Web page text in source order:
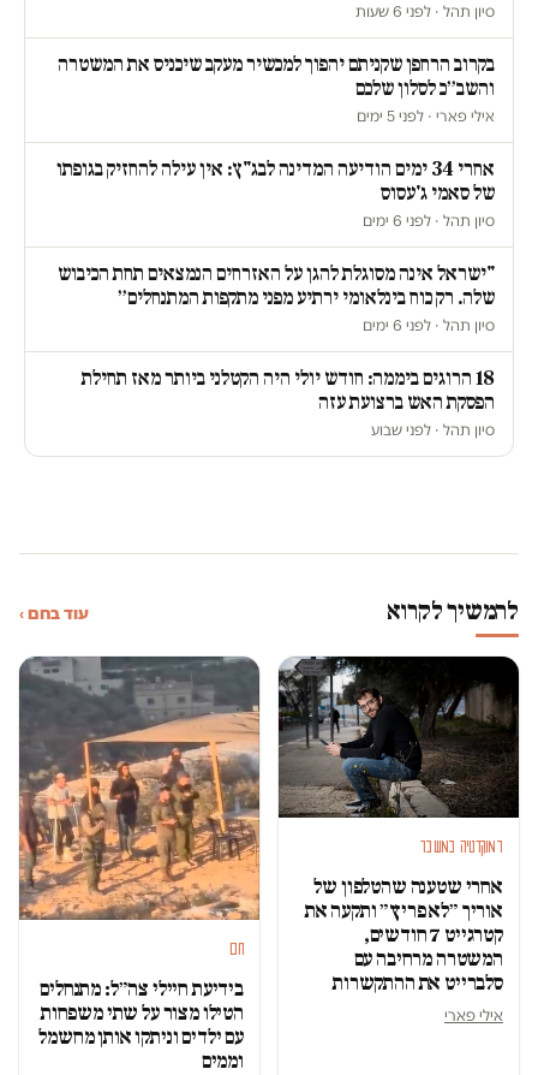
סיון תהל · לפני 6 שעות
בקרוב הרחפן שקניתם יהפוך למכשיר מעקב שיכניס את המשטרה
והשב״כ לסלון שלכם
אילי פארי · לפני 5 ימים
אחרי 34 ימים הודיעה המדינה לבג"ץ: אין עילה להחזיק בגופתו
של סאמי ג'עסוס
סיון תהל · לפני 6 ימים
"ישראל אינה מסוגלת להגן על האזרחים הנמצאים תחת הכיבוש
שלה. רק כוח בינלאומי ירתיע מפני מתקפות המתנחלים״
סיון תהל · לפני 6 ימים
18 הרוגים ביממה: חודש יולי היה הקטלני ביותר מאז תחילת
הפסקת האש ברצועת עזה
סיון תהל · לפני שבוע
להמשיך לקרוא עוד בחם ›
דמוקרטיה במשבר
אחרי שטענה שהטלפון של
אוריך ״לא פריץ״ ותקעה את
קטרגייט 7 חודשים,
המשטרה מרחיבה עם
סלברייט את ההתקשרות
אילי פארי
חם
בידיעת חיילי צה״ל: מתנחלים
הטילו מצור על שתי משפחות
עם ילדים וניתקו אותן מחשמל
וממים